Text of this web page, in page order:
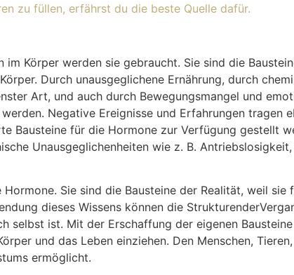
zu füllen, erfährst du die beste Quelle dafür.
Körper werden sie gebraucht. Sie sind die
Durch unausgeglichene Ernährung, durch
Art, und auch durch Bewegungsmangel und
Negative Ereignisse und Erfahrungen tragen
Bausteine für die Hormone zur Verfügung gestellt
Unausgeglichenheiten wie z. B.
Sie sind die Bausteine der Realität, weil sie
dieses Wissens können die
selbst ist. Mit der Erschaffung der eigenen
und das Leben einziehen. Den Menschen,
ermöglicht.